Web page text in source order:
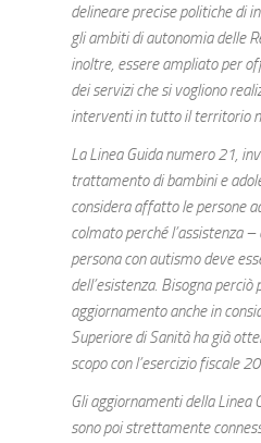
delineare precise politiche di
gli ambiti di autonomia delle
inoltre, essere ampliato per
dei servizi che si vogliono
interventi in tutto il territorio
La Linea Guida numero 21,
trattamento di bambini e
considera affatto le persone
colmato perché l’assistenza
persona con autismo deve
dell’esistenza. Bisogna perciò
aggiornamento anche in
Superiore di Sanità ha già
scopo con l’esercizio fiscale
Gli aggiornamenti della Linea
sono poi strettamente